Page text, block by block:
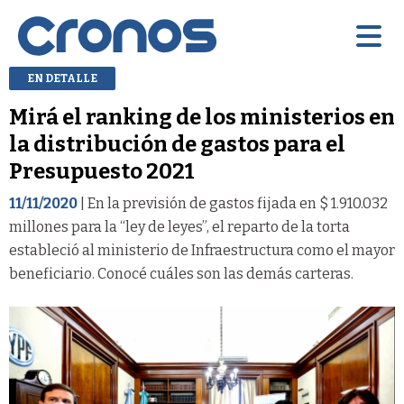
EN DETALLE
Mirá el ranking de los ministerios en
la distribución de gastos para el
Presupuesto 2021
11/11/2020 | En la previsión de gastos fijada en $ 1.910.032
millones para la “ley de leyes”, el reparto de la torta
estableció al ministerio de Infraestructura como el mayor
beneficiario. Conocé cuáles son las demás carteras.